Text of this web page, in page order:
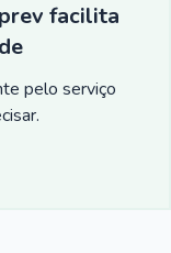
facilita
pelo serviço